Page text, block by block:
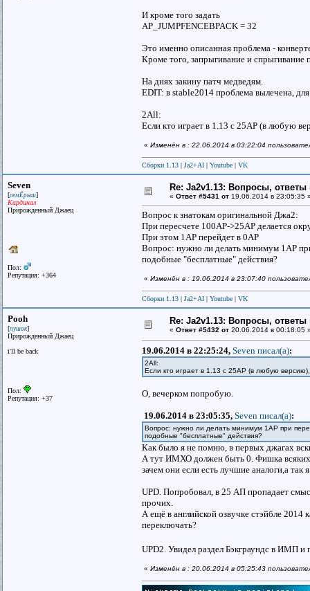
И кроме того задать
AP_JUMPFENCEBPACK = 32
Это именно описанная проблема -
Кроме того, запрыгивание и спрыгивание
На днях закину патч медведям.
EDIT: в stable2014 проблема вылечена,
2All:
Если кто играет в 1.13 с 25AP (в любую
« Изменён в : 22.06.2014 в 03:22:04
Сборки 1.13 | Ja2+AI | Youtube | VK
Seven
[семЁрыш]
Кардинал
Прирожденный Джаец
Пол:
Репутация: +364
Re: Ja2v1.13: Вопросы,
« Ответ #5431 от 19.06.2014 в 23:05:35
Вопрос к знатокам оригинальной Джа2:
При пересчете 100AP->25AP делается
При этом 1AP перейдет в 0AP
Вопрос: нужно ли делать минимум 1AP
подобные "бесплатные" действия?
« Изменён в : 19.06.2014 в 23:07:40
Сборки 1.13 | Ja2+AI | Youtube | VK
Pooh
[пушок]
Прирожденный Джаец
i'll be back
Пол:
Репутация: +37
Re: Ja2v1.13: Вопросы,
« Ответ #5432 от 20.06.2014 в 00:18:05
19.06.2014 в 22:25:24, Seven писал(a):
2All:
Если кто играет в 1.13 с 25AP (в любую
О, вечерком попробую.
19.06.2014 в 23:05:35, Seven писал(a):
Вопрос: нужно ли делать минимум 1AP при
подобные "бесплатные" действия?
Как было я не помню, в первых джагах
А тут ИМХО должен быть 0. Фишка всяких
зачем они если есть лучшие аналоги,а
UPD. Попробовал, в 25 АП пропадает
прочих.
А ещё в английской озвучке стэйбле 2014
переключать?
UPD2. Увидел раздел Бэкграундс в ИМП
« Изменён в : 20.06.2014 в 05:25:43